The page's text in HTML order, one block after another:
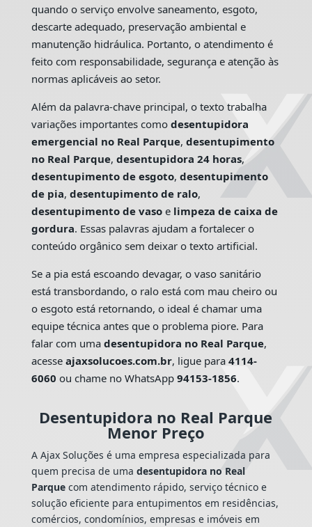
quando o serviço envolve saneamento, esgoto,
descarte adequado, preservação ambiental e
manutenção hidráulica. Portanto, o atendimento é
feito com responsabilidade, segurança e atenção às
normas aplicáveis ao setor.
Além da palavra-chave principal, o texto trabalha
variações importantes como desentupidora
emergencial no Real Parque, desentupimento
no Real Parque, desentupidora 24 horas,
desentupimento de esgoto, desentupimento
de pia, desentupimento de ralo,
desentupimento de vasoe limpeza de caixa de
gordura. Essas palavras ajudam a fortalecer o
conteúdo orgânico sem deixar o texto artificial.
Se a pia está escoando devagar, o vaso sanitário
está transbordando, o ralo está com mau cheiro ou
o esgoto está retornando, o ideal é chamar uma
equipe técnica antes que o problema piore. Para
falar com uma desentupidora no Real Parque,
acesse ajaxsolucoes.com.br, ligue para 4114-
6060 ou chame no WhatsApp 94153-1856.
Desentupidora no Real Parque
Menor Preço
A Ajax Soluções é uma empresa especializada para
quem precisa de uma desentupidora no Real
Parquecom atendimento rápido, serviço técnico e
solução eficiente para entupimentos em residências,
comércios, condomínios, empresas e imóveis em